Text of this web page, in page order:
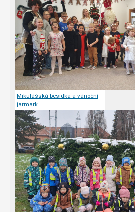
Mikulášská besídka a vánoční
jarmark